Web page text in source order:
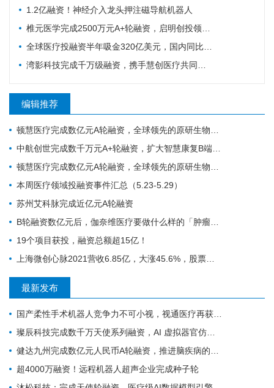
1.2亿融资！神经介入龙头押注磁导航机器人
椎元医学完成2500万元A+轮融资，启明创投领投加码骨科细胞疗法
全球医疗投融资半年吸金320亿美元，国内同比大涨214%！
湾影科技完成千万级融资，携手慧创医疗共同布局脑部代谢影像产业
编辑推荐
顿慧医疗完成数亿元A轮融资，全球领先的原研生物标志物研发、转化和商业化的IVD公司
中航创世完成数千万元A+轮融资，扩大智慧康复B端和C端谱系化新品研发
顿慧医疗完成数亿元A轮融资，全球领先的原研生物标志物研发、转化和商业化的IVD公司
本周医疗领域投融资事件汇总（5.23-5.29）
苏州艾科脉完成近亿元A轮融资
B轮融资数亿元后，伽奈维医疗要做什么样的「肿瘤微创机器人」？
19个项目获投，融资总额超15亿！
上海微创心脉2021营收6.85亿，大涨45.6%，股票涨停！
最新发布
国产柔性手术机器人竞争力不可小视，视通医疗再获一轮融资
璨辰科技完成数千万天使系列融资，AI 虚拟器官仿真平台加速落地
健达九州完成数亿元人民币A轮融资，推进脑疾病的精准疗法加速上市
超4000万融资！远程机器人超声企业完成种子轮